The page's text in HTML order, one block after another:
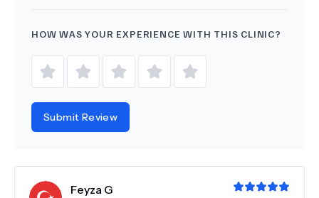
HOW WAS YOUR EXPERIENCE WITH THIS CLINIC?
Submit Review
Feyza G